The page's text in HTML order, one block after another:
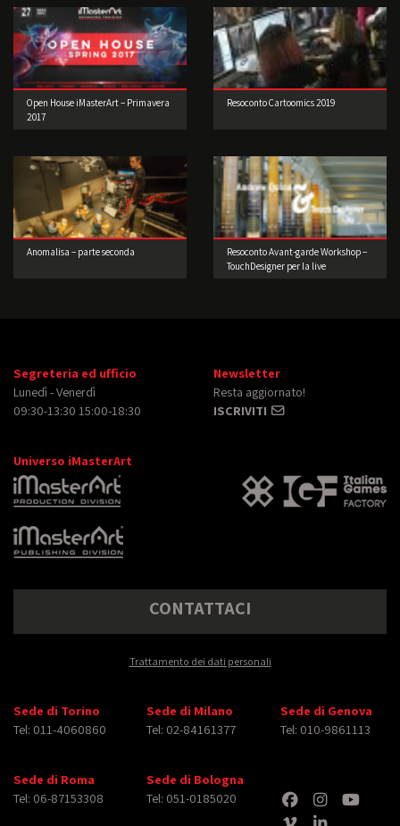
Open House iMasterArt – Primavera
2017
Resoconto Cartoomics 2019
Anomalisa – parte seconda
Resoconto Avant-garde Workshop –
TouchDesigner per la live
Segreteria ed ufficio
Lunedì - Venerdì
09:30-13:30 15:00-18:30
Newsletter
Resta aggiornato!
ISCRIVITI
Universo iMasterArt
CONTATTACI
Trattamento dei dati personali
Sede di Torino
Tel: 011-4060860
Sede di Milano
Tel: 02-84161377
Sede di Genova
Tel: 010-9861113
Sede di Roma
Tel: 06-87153308
Sede di Bologna
Tel: 051-0185020